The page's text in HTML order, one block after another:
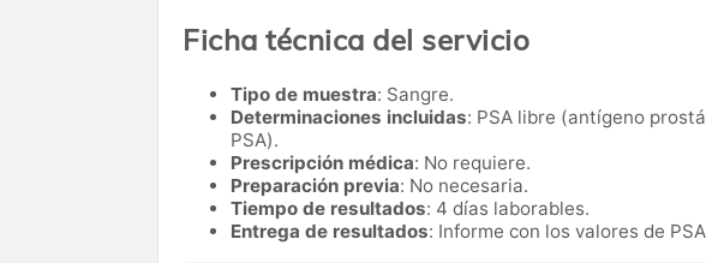
Ficha técnica del servicio
Tipo de muestra: Sangre.
Determinaciones incluidas: PSA libre (antígeno
PSA).
Prescripción médica: No requiere.
Preparación previa: No necesaria.
Tiempo de resultados: 4 días laborables.
Entrega de resultados: Informe con los valores de